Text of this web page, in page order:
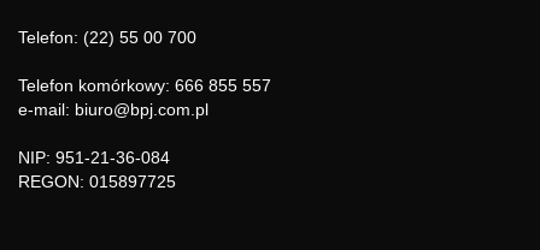
Telefon: (22) 55 00 700
Telefon komórkowy: 666 855 557
e-mail: biuro@bpj.com.pl
NIP: 951-21-36-084
REGON: 015897725